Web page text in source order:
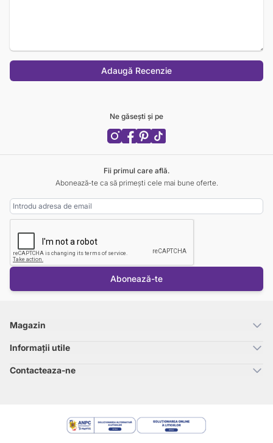
Adaugă Recenzie
Ne găsești și pe
Fii primul care află.
Abonează-te ca să primești cele mai bune oferte.
Adresa Email
Abonează-te
Magazin
Informații utile
Contacteaza-ne